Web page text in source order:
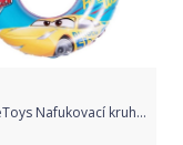
CreativeToys Nafukovací kruh Cars